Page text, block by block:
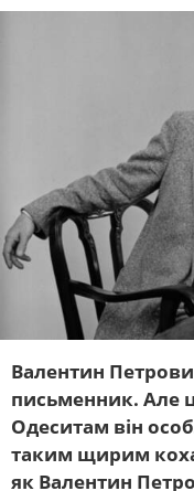
Валентин
письменник. Але
Одеситам він
таким щирим
як Валентин